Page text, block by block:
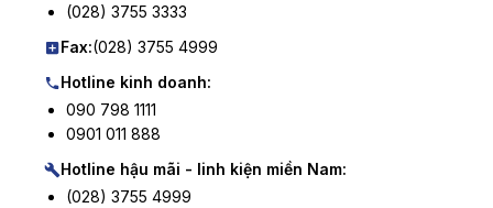
(028) 3755 3333
Fax:(028) 3755 4999
Hotline kinh doanh:
090 798 1111
0901 011 888
Hotline hậu mãi - linh kiện miền Nam:
(028) 3755 4999